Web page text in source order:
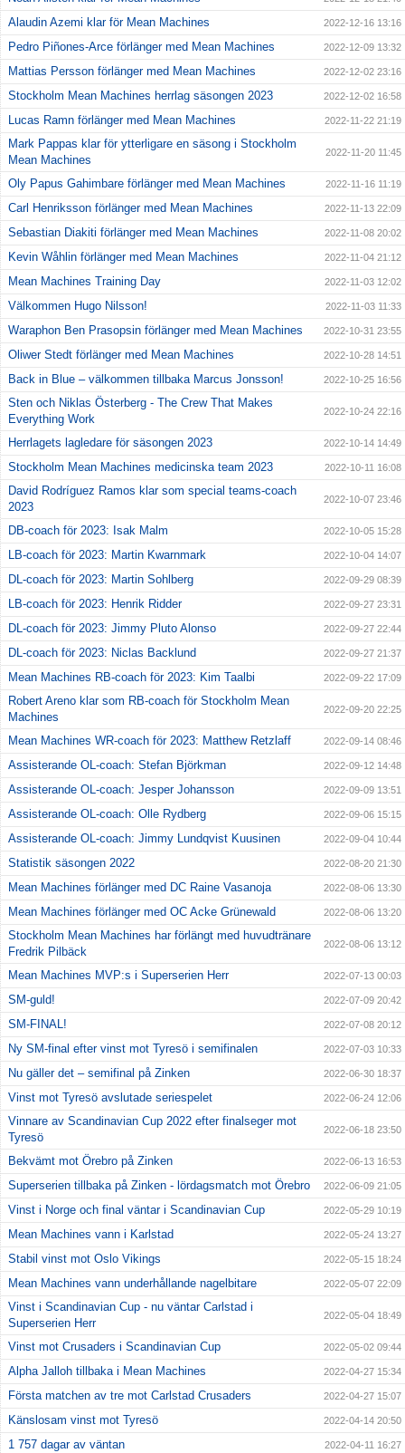
Alaudin Azemi klar för Mean Machines 2022-12-16 13:16
Pedro Piñones-Arce förlänger med Mean Machines 2022-12-09 13:32
Mattias Persson förlänger med Mean Machines 2022-12-02 23:16
Stockholm Mean Machines herrlag säsongen 2023 2022-12-02 16:58
Lucas Ramn förlänger med Mean Machines 2022-11-22 21:19
Mark Pappas klar för ytterligare en säsong i Stockholm
Mean Machines
2022-11-20 11:45
Oly Papus Gahimbare förlänger med Mean Machines 2022-11-16 11:19
Carl Henriksson förlänger med Mean Machines 2022-11-13 22:09
Sebastian Diakiti förlänger med Mean Machines 2022-11-08 20:02
Kevin Wåhlin förlänger med Mean Machines 2022-11-04 21:12
Mean Machines Training Day 2022-11-03 12:02
Välkommen Hugo Nilsson! 2022-11-03 11:33
Waraphon Ben Prasopsin förlänger med Mean Machines 2022-10-31 23:55
Oliwer Stedt förlänger med Mean Machines 2022-10-28 14:51
Back in Blue – välkommen tillbaka Marcus Jonsson! 2022-10-25 16:56
Sten och Niklas Österberg - The Crew That Makes
Everything Work
2022-10-24 22:16
Herrlagets lagledare för säsongen 2023 2022-10-14 14:49
Stockholm Mean Machines medicinska team 2023 2022-10-11 16:08
David Rodríguez Ramos klar som special teams-coach
2023
2022-10-07 23:46
DB-coach för 2023: Isak Malm 2022-10-05 15:28
LB-coach för 2023: Martin Kwarnmark 2022-10-04 14:07
DL-coach för 2023: Martin Sohlberg 2022-09-29 08:39
LB-coach för 2023: Henrik Ridder 2022-09-27 23:31
DL-coach för 2023: Jimmy Pluto Alonso 2022-09-27 22:44
DL-coach för 2023: Niclas Backlund 2022-09-27 21:37
Mean Machines RB-coach för 2023: Kim Taalbi 2022-09-22 17:09
Robert Areno klar som RB-coach för Stockholm Mean
Machines
2022-09-20 22:25
Mean Machines WR-coach för 2023: Matthew Retzlaff 2022-09-14 08:46
Assisterande OL-coach: Stefan Björkman 2022-09-12 14:48
Assisterande OL-coach: Jesper Johansson 2022-09-09 13:51
Assisterande OL-coach: Olle Rydberg 2022-09-06 15:15
Assisterande OL-coach: Jimmy Lundqvist Kuusinen 2022-09-04 10:44
Statistik säsongen 2022 2022-08-20 21:30
Mean Machines förlänger med DC Raine Vasanoja 2022-08-06 13:30
Mean Machines förlänger med OC Acke Grünewald 2022-08-06 13:20
Stockholm Mean Machines har förlängt med huvudtränare
Fredrik Pilbäck
2022-08-06 13:12
Mean Machines MVP:s i Superserien Herr 2022-07-13 00:03
SM-guld! 2022-07-09 20:42
SM-FINAL! 2022-07-08 20:12
Ny SM-final efter vinst mot Tyresö i semifinalen 2022-07-03 10:33
Nu gäller det – semifinal på Zinken 2022-06-30 18:37
Vinst mot Tyresö avslutade seriespelet 2022-06-24 12:06
Vinnare av Scandinavian Cup 2022 efter finalseger mot
Tyresö
2022-06-18 23:50
Bekvämt mot Örebro på Zinken 2022-06-13 16:53
Superserien tillbaka på Zinken - lördagsmatch mot Örebro 2022-06-09 21:05
Vinst i Norge och final väntar i Scandinavian Cup 2022-05-29 10:19
Mean Machines vann i Karlstad 2022-05-24 13:27
Stabil vinst mot Oslo Vikings 2022-05-15 18:24
Mean Machines vann underhållande nagelbitare 2022-05-07 22:09
Vinst i Scandinavian Cup - nu väntar Carlstad i
Superserien Herr
2022-05-04 18:49
Vinst mot Crusaders i Scandinavian Cup 2022-05-02 09:44
Alpha Jalloh tillbaka i Mean Machines 2022-04-27 15:34
Första matchen av tre mot Carlstad Crusaders 2022-04-27 15:07
Känslosam vinst mot Tyresö 2022-04-14 20:50
1 757 dagar av väntan 2022-04-11 16:27